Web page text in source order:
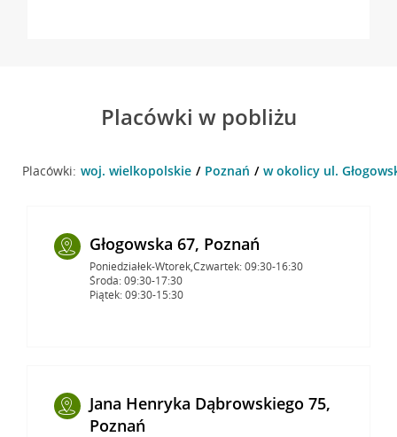
Placówki w pobliżu
Placówki: woj. wielkopolskie Poznań w okolicy ul.
Głogowska 67, Poznań
Poniedziałek-Wtorek,Czwartek: 09:30-16:30
Środa: 09:30-17:30
Piątek: 09:30-15:30
Jana Henryka Dąbrowskiego 75,
Poznań